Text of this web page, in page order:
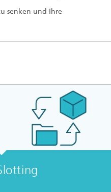
senken und Ihre